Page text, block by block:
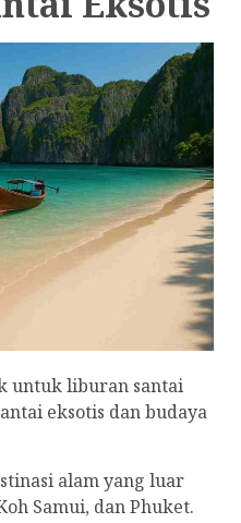
untuk liburan santai
eksotis dan budaya
alam yang luar
Samui, dan Phuket.